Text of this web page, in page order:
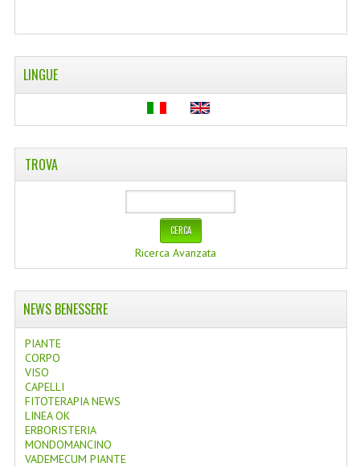
OLI ESSENZIALI
FIORI DI BACH
TUMBLR
SCAMBIO LINKS
LINGUE
TROVA
Ricerca Avanzata
NEWS BENESSERE
PIANTE
CORPO
VISO
CAPELLI
FITOTERAPIA NEWS
LINEA OK
ERBORISTERIA
MONDOMANCINO
VADEMECUM PIANTE